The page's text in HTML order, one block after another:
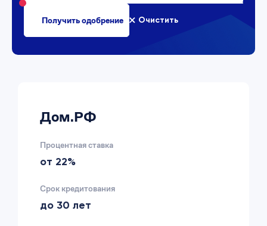
Очистить
Дом.РФ
Процентная ставка
от 22%
Срок кредитования
до 30 лет